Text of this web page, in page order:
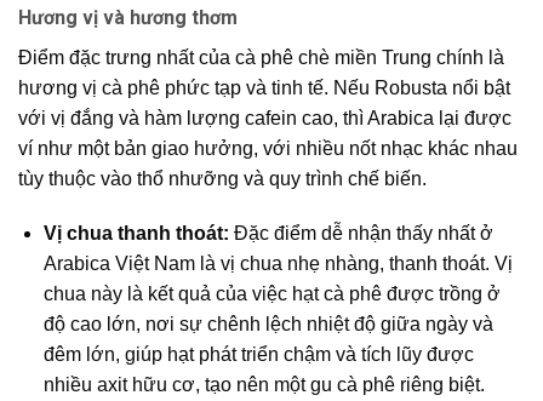
Hương vị và hương thơm
Điểm đặc trưng nhất của cà phê chè miền Trung chính là
hương vị cà phê phức tạp và tinh tế. Nếu Robusta nổi bật
với vị đắng và hàm lượng cafein cao, thì Arabica lại được
ví như một bản giao hưởng, với nhiều nốt nhạc khác nhau
tùy thuộc vào thổ nhưỡng và quy trình chế biến.
Vị chua thanh thoát: Đặc điểm dễ nhận thấy nhất ở
Arabica Việt Namlà vị chua nhẹ nhàng, thanh thoát. Vị
chua này là kết quả của việc hạt cà phê được trồng ở
độ cao lớn, nơi sự chênh lệch nhiệt độ giữa ngày và
đêm lớn, giúp hạt phát triển chậm và tích lũy được
nhiều axit hữu cơ, tạo nên mộtgu cà phêriêng biệt.